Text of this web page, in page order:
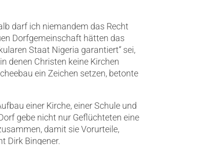
darf ich niemandem das Recht
Dorfgemeinschaft hätten das
Staat Nigeria garantiert“ sei,
denen Christen keine Kirchen
ein Zeichen setzen, betonte
einer Kirche, einer Schule und
gebe nicht nur Geflüchteten eine
damit sie Vorurteile,
Dirk Bingener.